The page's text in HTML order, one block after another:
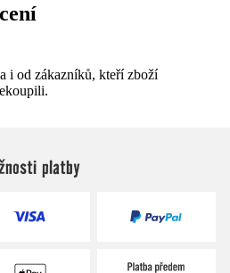
i od zákazníků, kteří zboží
platby